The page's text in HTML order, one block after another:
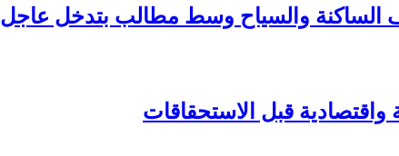
الساكنة والسياح وسط مطالب بتدخل عاجل
قبل الاستحقاقات